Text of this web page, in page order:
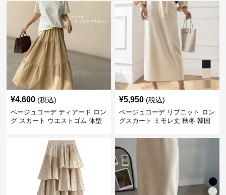
¥4,600 (税込)
ベージュコーデ ティアード ロン
グ スカート ウエストゴム 体型
¥5,950 (税込)
ベージュコーデ リブニット ロン
グスカート ミモレ丈 秋冬 韓国